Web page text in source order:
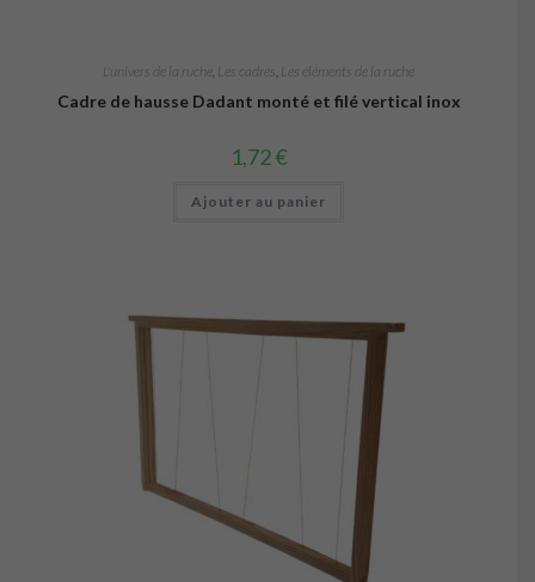
L'univers de la ruche Les cadres Les éléments de la ruche
Cadre de hausse Dadant monté et filé vertical inox
1,72€
Ajouter au panier